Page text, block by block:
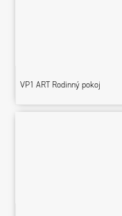
VP1 ART Rodinný pokoj